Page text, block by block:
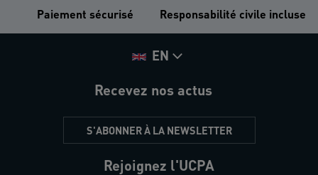
Paiement sécurisé Responsabilité civile incluse
EN
Recevez nos actus
S'ABONNER À LA NEWSLETTER
Rejoignez l'UCPA